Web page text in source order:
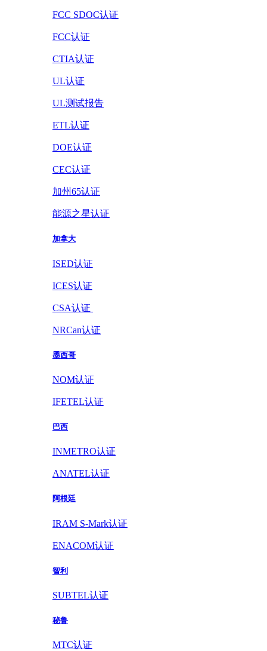
FCC SDOC认证
FCC认证
CTIA认证
UL认证
UL测试报告
ETL认证
DOE认证
CEC认证
加州65认证
能源之星认证
加拿大
ISED认证
ICES认证
CSA认证
NRCan认证
墨西哥
NOM认证
IFETEL认证
巴西
INMETRO认证
ANATEL认证
阿根廷
IRAM S-Mark认证
ENACOM认证
智利
SUBTEL认证
秘鲁
MTC认证